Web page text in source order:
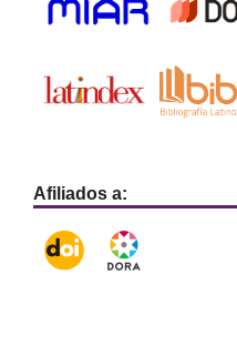
Afiliados a: